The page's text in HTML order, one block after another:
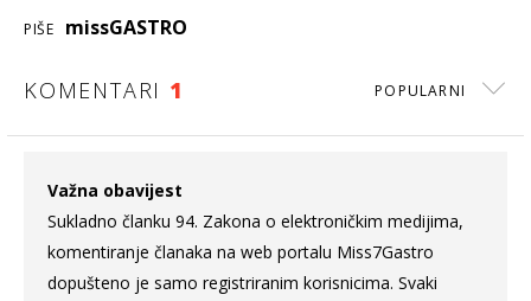
PIŠE missGASTRO
KOMENTARI 1 POPULARNI
Važna obavijest
Sukladno članku 94. Zakona o elektroničkim medijima,
komentiranje članaka na web portalu Miss7Gastro
dopušteno je samo registriranim korisnicima. Svaki